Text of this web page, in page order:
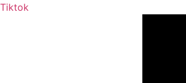
Tiktok